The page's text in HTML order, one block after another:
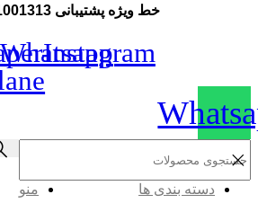
خط ویژه پشتیبانی 91001313-013
Instagram
Whatsapp
منو دسته بندی ها